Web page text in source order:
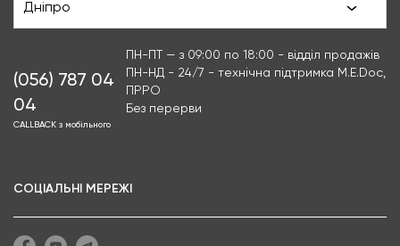
Дніпро
(056) 787 04
04
CALLBACK з мобільного
ПН-ПТ — з 09:00 по 18:00 - відділ продажів
ПН-НД - 24/7 - технічна підтримка M.E.Doc,
ПРРО
Без перерви
СОЦІАЛЬНІ МЕРЕЖІ